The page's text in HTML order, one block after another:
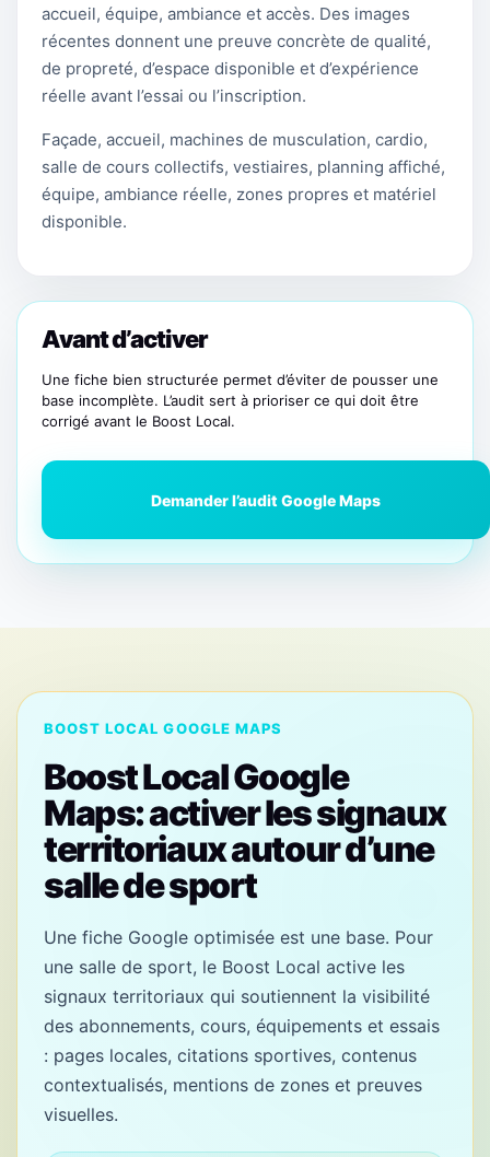
accueil, équipe, ambiance et accès. Des images
récentes donnent une preuve concrète de qualité,
de propreté, d’espace disponible et d’expérience
réelle avant l’essai ou l’inscription.
Façade, accueil, machines de musculation, cardio,
salle de cours collectifs, vestiaires, planning affiché,
équipe, ambiance réelle, zones propres et matériel
disponible.
Avant d’activer
Une fiche bien structurée permet d’éviter de pousser une
base incomplète. L’audit sert à prioriser ce qui doit être
corrigé avant le Boost Local.
Demander l’audit Google Maps
BOOST LOCAL GOOGLE MAPS
Boost Local Google
Maps: activer les signaux
territoriaux autour d’une
salle de sport
Une fiche Google optimisée est une base. Pour
une salle de sport, le Boost Local active les
signaux territoriaux qui soutiennent la visibilité
des abonnements, cours, équipements et essais
: pages locales, citations sportives, contenus
contextualisés, mentions de zones et preuves
visuelles.